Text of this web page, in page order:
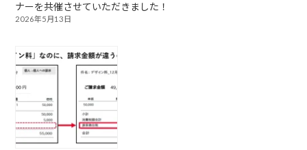
ナーを共催させていただきました！
2026年5月13日